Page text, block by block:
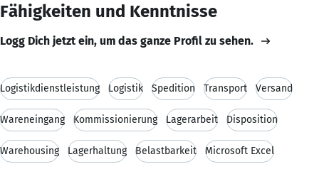
Fähigkeiten und Kenntnisse
Logg Dich jetzt ein, um das ganze Profil zu sehen.
Logistikdienstleistung Logistik Spedition Transport Versand
Wareneingang Kommissionierung Lagerarbeit Disposition
Warehousing Lagerhaltung Belastbarkeit Microsoft Excel